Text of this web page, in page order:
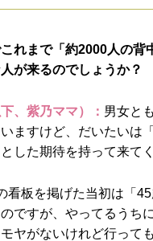
まで「約2000人の背
が来るのでしょうか？
、紫乃ママ）： 男女と
ますけど、だいたいは
した期待を持って来て
看板を掲げた当初は「
ですが、やってるうち
ヤがないけれど行って